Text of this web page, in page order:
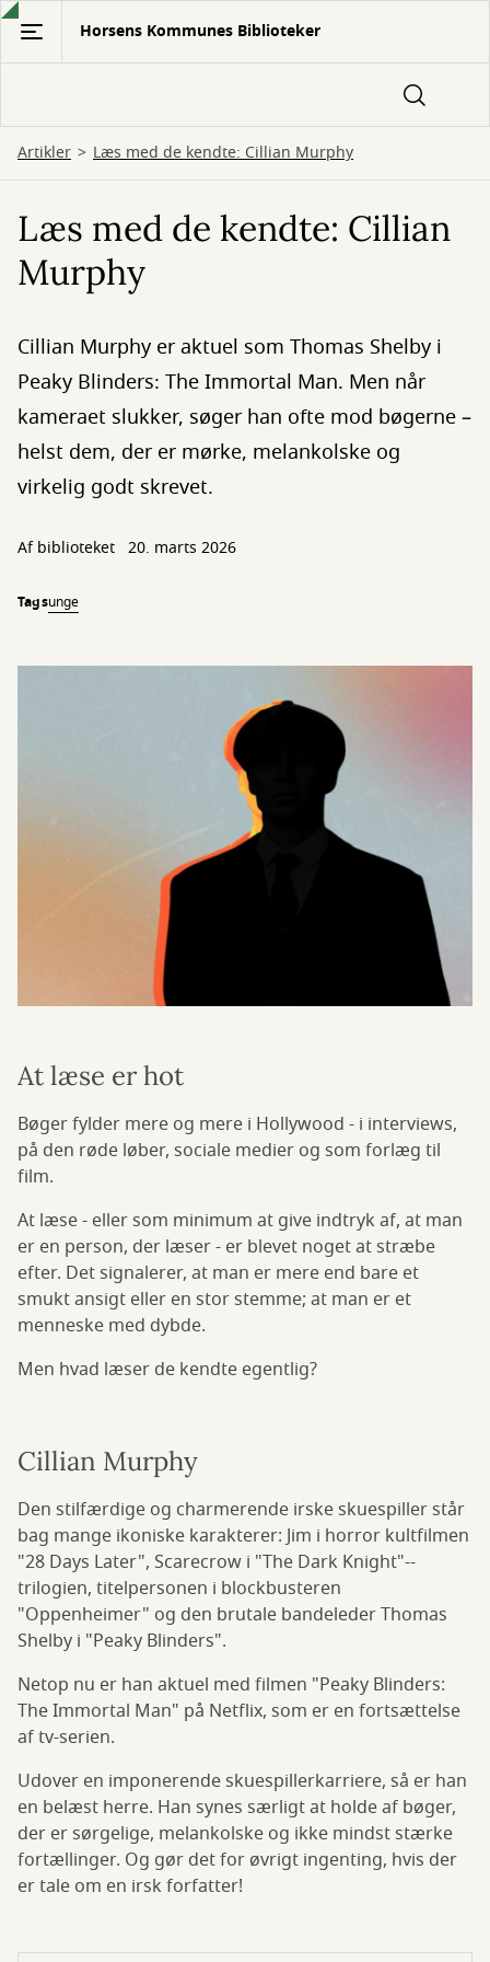
Gå
hovedindhold
Horsens Kommunes Biblioteker
Artikler Læs med de kendte: Cillian Murphy
Læs med de kendte: Cillian
Murphy
Cillian Murphy er aktuel som Thomas Shelby i
Peaky Blinders: The Immortal Man. Men når
kameraet slukker, søger han ofte mod bøgerne –
helst dem, der er mørke, melankolske og
virkelig godt skrevet.
Af biblioteket 20. marts 2026
Tagsunge
At læse er hot
Bøger fylder mere og mere i Hollywood - i interviews,
på den røde løber, sociale medier og som forlæg til
film.
At læse - eller som minimum at give indtryk af, at man
er en person, der læser - er blevet noget at stræbe
efter. Det signalerer, at man er mere end bare et
smukt ansigt eller en stor stemme; at man er et
menneske med dybde.
Men hvad læser de kendte egentlig?
Cillian Murphy
Den stilfærdige og charmerende irske skuespiller står
bag mange ikoniske karakterer: Jim i horror kultfilmen
"28 Days Later", Scarecrow i "The Dark Knight"--
trilogien, titelpersonen i blockbusteren
"Oppenheimer" og den brutale bandeleder Thomas
Shelby i "Peaky Blinders".
Netop nu er han aktuel med filmen "Peaky Blinders:
The Immortal Man" på Netflix, som er en fortsættelse
af tv-serien.
Udover en imponerende skuespillerkarriere, så er han
en belæst herre. Han synes særligt at holde af bøger,
der er sørgelige, melankolske og ikke mindst stærke
fortællinger. Og gør det for øvrigt ingenting, hvis der
er tale om en irsk forfatter!